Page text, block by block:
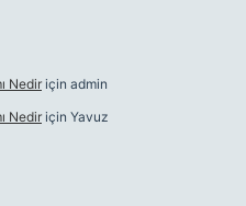
Nedir için admin
Nedir için Yavuz